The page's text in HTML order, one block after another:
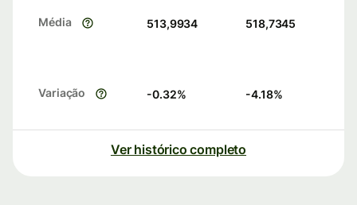
Média 513,9934 518,7345
Variação -0.32% -4.18%
Ver histórico completo